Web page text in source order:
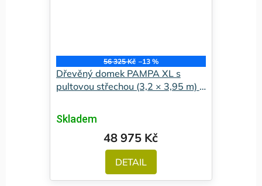
56 325 Kč –13 %
Dřevěný domek PAMPA XL s
pultovou střechou (3,2 × 3,95 m) -
Skladem
48 975 Kč
DETAIL